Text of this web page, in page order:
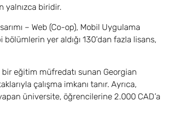
yalnızca biridir.
– Web (Co-op), Mobil Uygulama
yer aldığı 130’dan fazla lisans,
eğitim müfredatı sunan Georgian
çalışma imkanı tanır. Ayrıca,
üniversite, öğrencilerine 2.000 CAD’a